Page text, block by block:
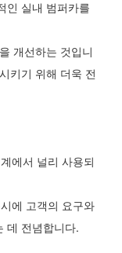
인 실내 범퍼카를
개선하는 것입니
키기 위해 더욱 전
에서 널리 사용되
에 고객의 요구와
데 전념합니다.